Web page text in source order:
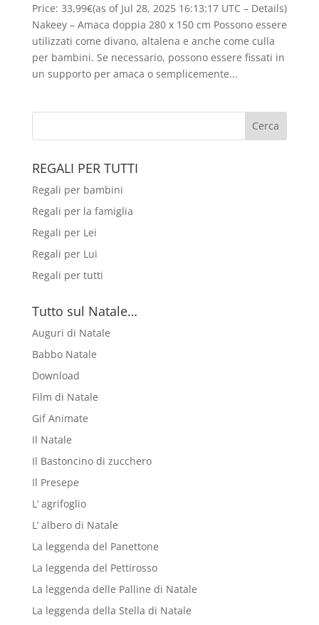
Price: 33,99€(as of Jul 28, 2025 16:13:17 UTC – Details)
Nakeey – Amaca doppia 280 x 150 cm Possono essere
utilizzati come divano, altalena e anche come culla
per bambini. Se necessario, possono essere fissati in
un supporto per amaca o semplicemente...
REGALI PER TUTTI
Regali per bambini
Regali per la famiglia
Regali per Lei
Regali per Lui
Regali per tutti
Tutto sul Natale…
Auguri di Natale
Babbo Natale
Download
Film di Natale
Gif Animate
Il Natale
Il Bastoncino di zucchero
Il Presepe
L’ agrifoglio
L’ albero di Natale
La leggenda del Panettone
La leggenda del Pettirosso
La leggenda delle Palline di Natale
La leggenda della Stella di Natale